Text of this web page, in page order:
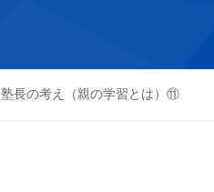
塾長の考え（親の学習とは）⑪